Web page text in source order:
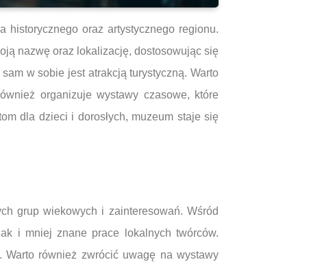
oraz artystycznego regionu.
nazwę oraz lokalizację, dostosowując się
w sobie jest atrakcją turystyczną. Warto
organizuje wystawy czasowe, które
dla dzieci i dorosłych, muzeum staje się
grup wiekowych i zainteresowań. Wśród
i mniej znane prace lokalnych twórców.
również zwrócić uwagę na wystawy